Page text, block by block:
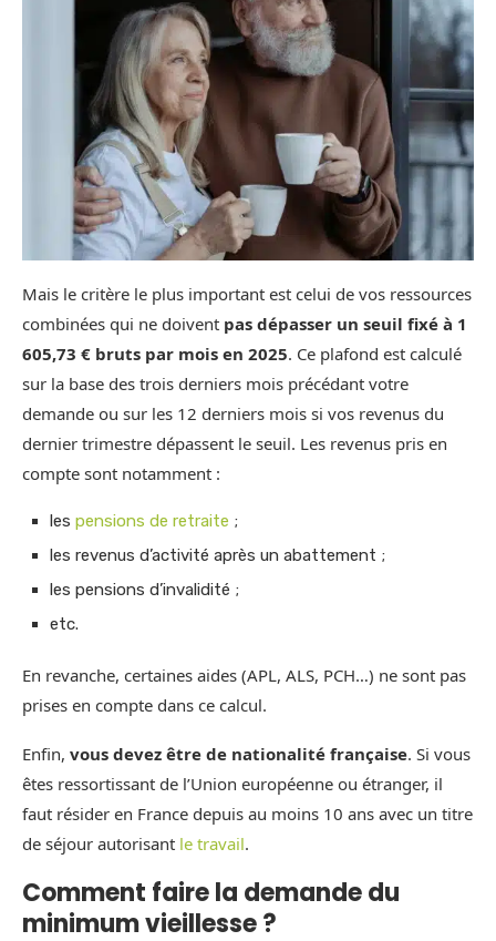
Mais le critère le plus important est celui de vos ressources
combinées qui ne doivent pas dépasser un seuil fixé à 1
605,73 € bruts par mois en 2025. Ce plafond est calculé
sur la base des trois derniers mois précédant votre
demande ou sur les 12 derniers mois si vos revenus du
dernier trimestre dépassent le seuil. Les revenus pris en
compte sont notamment :
les pensions de retraite ;
les revenus d’activité après un abattement ;
les pensions d’invalidité ;
etc.
En revanche, certaines aides (APL, ALS, PCH…) ne sont pas
prises en compte dans ce calcul.
Enfin, vous devez être de nationalité française. Si vous
êtes ressortissant de l’Union européenne ou étranger, il
faut résider en France depuis au moins 10 ans avec un titre
de séjour autorisant le travail.
Comment faire la demande du
minimum vieillesse ?